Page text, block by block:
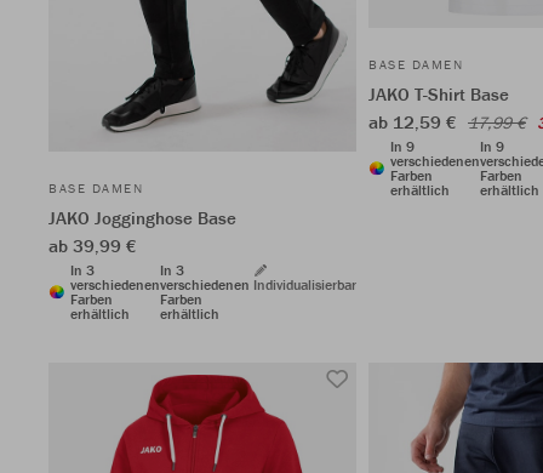
BASE DAMEN
JAKO Jogginghose Base
ab 39,99 €
In 3
verschiedenen
Farben
erhältlich
In 3
verschiedenen
Farben
erhältlich
Individualisierbar
BASE DAMEN
JAKO T-Shirt Base
ab 12,59 € 17,99 €
In 9
verschiedenen
Farben
erhältlich
In 9
Farben
erhältlich